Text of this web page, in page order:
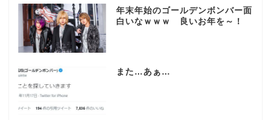
年末年始のゴールデンボンバー面
白いなｗｗｗ 良いお年を～！
また…あぁ…